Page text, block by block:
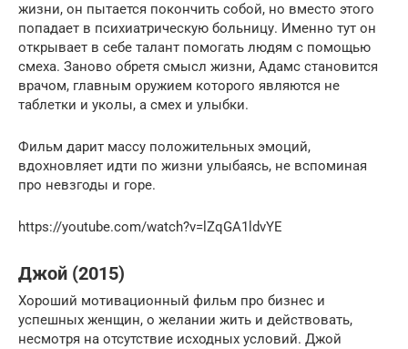
жизни, он пытается покончить собой, но вместо этого
попадает в психиатрическую больницу. Именно тут он
открывает в себе талант помогать людям с помощью
смеха. Заново обретя смысл жизни, Адамс становится
врачом, главным оружием которого являются не
таблетки и уколы, а смех и улыбки.
Фильм дарит массу положительных эмоций,
вдохновляет идти по жизни улыбаясь, не вспоминая
про невзгоды и горе.
https://youtube.com/watch?v=lZqGA1ldvYE
Джой (2015)
Хороший мотивационный фильм про бизнес и
успешных женщин, о желании жить и действовать,
несмотря на отсутствие исходных условий. Джой